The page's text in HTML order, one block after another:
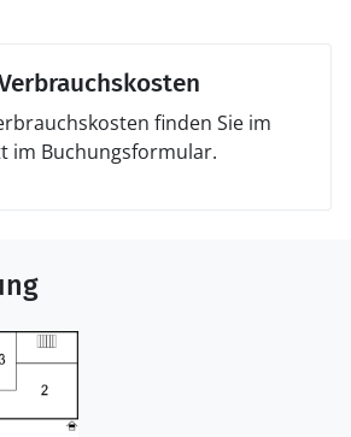
finden Sie im
im Buchungsformular.